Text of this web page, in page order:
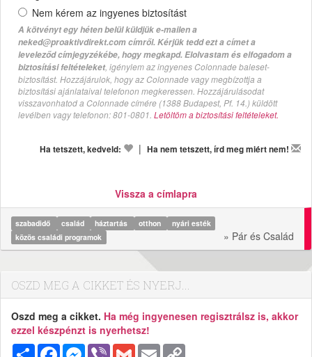
Nem kérem az ingyenes biztosítást
A kötvényt egy héten belül küldjük e-mailen a
neked@proaktivdirekt.com címről. Kérjük tedd ezt a címet a
leveleződ címjegyzékébe, hogy megkapd. Elolvastam és elfogadom a
biztosítási feltételeket, igénylem az ingyenes Colonnade baleset-
biztosítást. Hozzájárulok, hogy az Colonnade vagy megbízottja a
biztosítási ajánlataival telefonon megkeressen. Hozzájárulásodat
visszavonhatod a Colonnade címére (1388 Budapest, Pf. 14.) küldött
levélben vagy telefonon: 801-0801. Letöltöm a biztosítási feltételeket.
Ha tetszett, kedveld: | Ha nem tetszett, írd meg miért nem!
Vissza a címlapra
szabadidő család háztartás otthon
nyári esték
közös családi programok
» Pár és Család
OSZD MEG A CIKKET ÉS NYERJ...
Oszd meg a cikket. Ha még ingyenesen regisztrálsz is, akkor
ezzel készpénzt is nyerhetsz!
MegosztásFacebookMessenger
Viber Gmail Email